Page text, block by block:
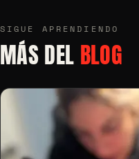
SIGUE APRENDIENDO
MÁS DEL BLOG